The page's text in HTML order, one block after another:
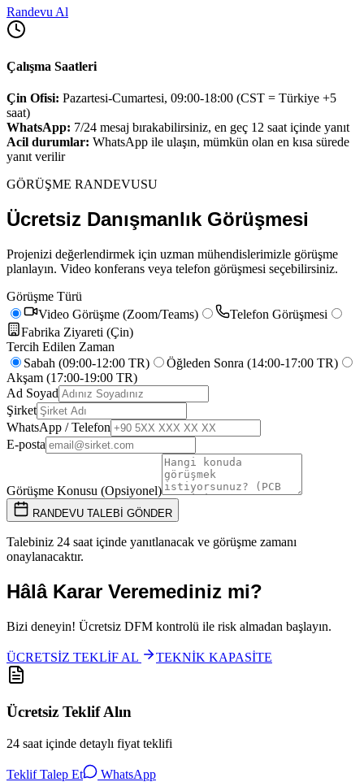
Randevu Al
Çalışma Saatleri
Çin Ofisi: Pazartesi-Cumartesi, 09:00-18:00 (CST = Türkiye +5
saat)
WhatsApp: 7/24 mesaj bırakabilirsiniz, en geç 12 saat içinde yanıt
Acil durumlar: WhatsApp ile ulaşın, mümkün olan en kısa sürede
yanıt verilir
GÖRÜŞME RANDEVUSU
Ücretsiz Danışmanlık Görüşmesi
Projenizi değerlendirmek için uzman mühendislerimizle görüşme
planlayın. Video konferans veya telefon görüşmesi seçebilirsiniz.
Görüşme Türü
Video Görüşme (Zoom/Teams)
Telefon Görüşmesi
Fabrika Ziyareti (Çin)
Tercih Edilen Zaman
Sabah (09:00-12:00 TR)
Öğleden Sonra (14:00-17:00 TR)
Akşam (17:00-19:00 TR)
Ad Soyad
Şirket
WhatsApp / Telefon
E-posta
Görüşme Konusu (Opsiyonel)
RANDEVU TALEBİ GÖNDER
Talebiniz 24 saat içinde yanıtlanacak ve görüşme zamanı
onaylanacaktır.
Hâlâ Karar Veremediniz mi?
Bizi deneyin! Ücretsiz DFM kontrolü ile risk almadan başlayın.
ÜCRETSİZ TEKLİF AL TEKNİK KAPASİTE
Ücretsiz Teklif Alın
24 saat içinde detaylı fiyat teklifi
Teklif Talep Et WhatsApp